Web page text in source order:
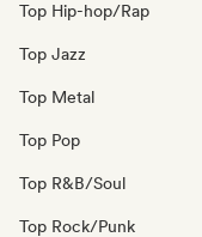
Top Hip-hop/Rap
Top Jazz
Top Metal
Top Pop
Top R&B/Soul
Top Rock/Punk